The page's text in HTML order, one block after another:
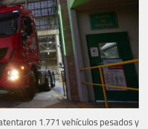
1.771 vehículos pesados y